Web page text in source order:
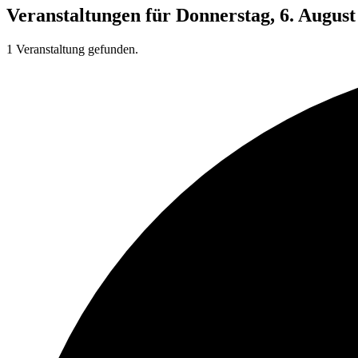
Veranstaltungen für Donnerstag, 6. August
1 Veranstaltung gefunden.